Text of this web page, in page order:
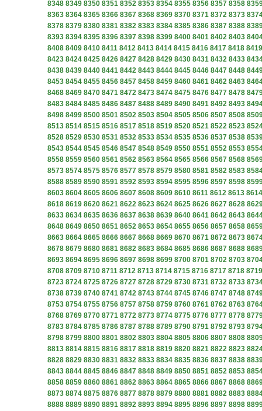
8348 8349 8350 8351 8352 8353 8354 8355 8356 8357 8358
8363 8364 8365 8366 8367 8368 8369 8370 8371 8372 8373
8378 8379 8380 8381 8382 8383 8384 8385 8386 8387 8388
8393 8394 8395 8396 8397 8398 8399 8400 8401 8402 8403
8408 8409 8410 8411 8412 8413 8414 8415 8416 8417 8418 8419
8423 8424 8425 8426 8427 8428 8429 8430 8431 8432 8433
8438 8439 8440 8441 8442 8443 8444 8445 8446 8447 8448
8453 8454 8455 8456 8457 8458 8459 8460 8461 8462 8463
8468 8469 8470 8471 8472 8473 8474 8475 8476 8477 8478
8483 8484 8485 8486 8487 8488 8489 8490 8491 8492 8493
8498 8499 8500 8501 8502 8503 8504 8505 8506 8507 8508
8513 8514 8515 8516 8517 8518 8519 8520 8521 8522 8523
8528 8529 8530 8531 8532 8533 8534 8535 8536 8537 8538
8543 8544 8545 8546 8547 8548 8549 8550 8551 8552 8553
8558 8559 8560 8561 8562 8563 8564 8565 8566 8567 8568
8573 8574 8575 8576 8577 8578 8579 8580 8581 8582 8583
8588 8589 8590 8591 8592 8593 8594 8595 8596 8597 8598
8603 8604 8605 8606 8607 8608 8609 8610 8611 8612 8613 8614
8618 8619 8620 8621 8622 8623 8624 8625 8626 8627 8628
8633 8634 8635 8636 8637 8638 8639 8640 8641 8642 8643
8648 8649 8650 8651 8652 8653 8654 8655 8656 8657 8658
8663 8664 8665 8666 8667 8668 8669 8670 8671 8672 8673
8678 8679 8680 8681 8682 8683 8684 8685 8686 8687 8688
8693 8694 8695 8696 8697 8698 8699 8700 8701 8702 8703
8708 8709 8710 8711 8712 8713 8714 8715 8716 8717 8718 8719
8723 8724 8725 8726 8727 8728 8729 8730 8731 8732 8733
8738 8739 8740 8741 8742 8743 8744 8745 8746 8747 8748
8753 8754 8755 8756 8757 8758 8759 8760 8761 8762 8763
8768 8769 8770 8771 8772 8773 8774 8775 8776 8777 8778
8783 8784 8785 8786 8787 8788 8789 8790 8791 8792 8793
8798 8799 8800 8801 8802 8803 8804 8805 8806 8807 8808
8813 8814 8815 8816 8817 8818 8819 8820 8821 8822 8823
8828 8829 8830 8831 8832 8833 8834 8835 8836 8837 8838
8843 8844 8845 8846 8847 8848 8849 8850 8851 8852 8853
8858 8859 8860 8861 8862 8863 8864 8865 8866 8867 8868
8873 8874 8875 8876 8877 8878 8879 8880 8881 8882 8883
8888 8889 8890 8891 8892 8893 8894 8895 8896 8897 8898